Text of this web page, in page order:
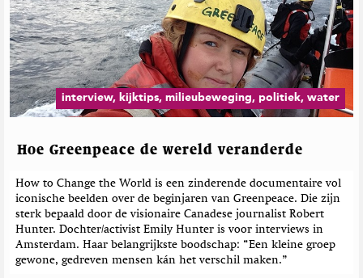
interview, kijktips, milieubeweging, politiek, water
Hoe Greenpeace de wereld veranderde
How to Change the World is een zinderende documentaire vol
iconische beelden over de beginjaren van Greenpeace. Die zijn
sterk bepaald door de visionaire Canadese journalist Robert
Hunter. Dochter/activist Emily Hunter is voor interviews in
Amsterdam. Haar belangrijkste boodschap: “Een kleine groep
gewone, gedreven mensen kán het verschil maken.”